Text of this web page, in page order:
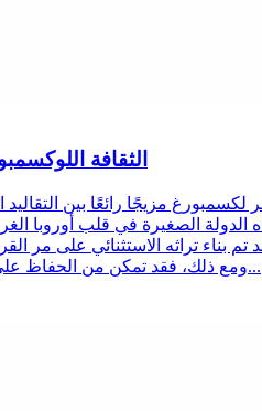
الثقافة
لكسمبورغ مزيجًا رائعًا بين التقاليد
الدولة الصغيرة في قلب أوروبا
تم بناء تراثه الاستثنائي على مر
ومع ذلك، فقد تمكن من الحفاظ على هوية وطنية قوية وممي...